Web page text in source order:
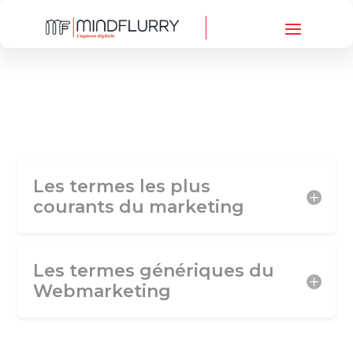
Les termes les plus
courants du marketing
Les termes génériques du
Webmarketing